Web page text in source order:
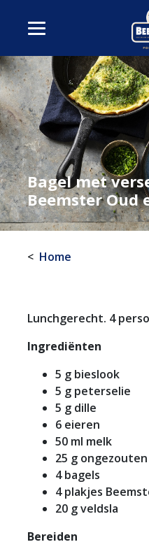
Bagel met
Beemster Oud
Home
Lunchgerecht. 4
Ingrediënten
5 g bieslook
5 g peterselie
5 g dille
6 eieren
50 ml melk
25 g
4 bagels
4 plakjes
20 g veldsla
Bereiden